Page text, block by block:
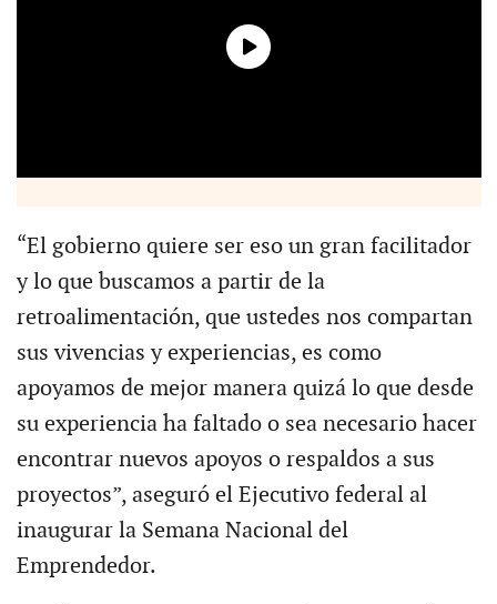
“El gobierno quiere ser eso un gran facilitador
y lo que buscamos a partir de la
retroalimentación, que ustedes nos compartan
sus vivencias y experiencias, es como
apoyamos de mejor manera quizá lo que desde
su experiencia ha faltado o sea necesario hacer
encontrar nuevos apoyos o respaldos a sus
proyectos”, aseguró el Ejecutivo federal al
inaugurar la Semana Nacional del
Emprendedor.